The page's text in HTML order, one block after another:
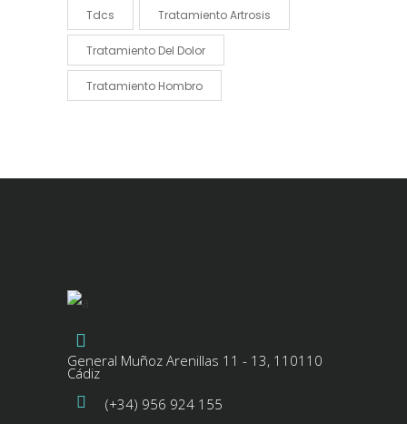
Tdcs Tratamiento Artrosis
Tratamiento Del Dolor
Tratamiento Hombro
General Muñoz Arenillas 11 - 13, 110110
Cádiz
(+34) 956 924 155